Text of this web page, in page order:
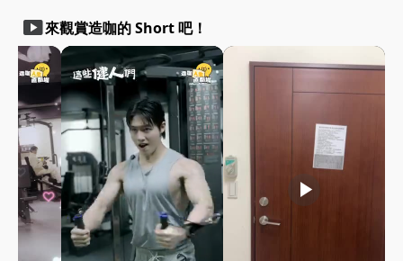
smart_display來觀賞造咖的 Short 吧！
play_arrow play_arrow